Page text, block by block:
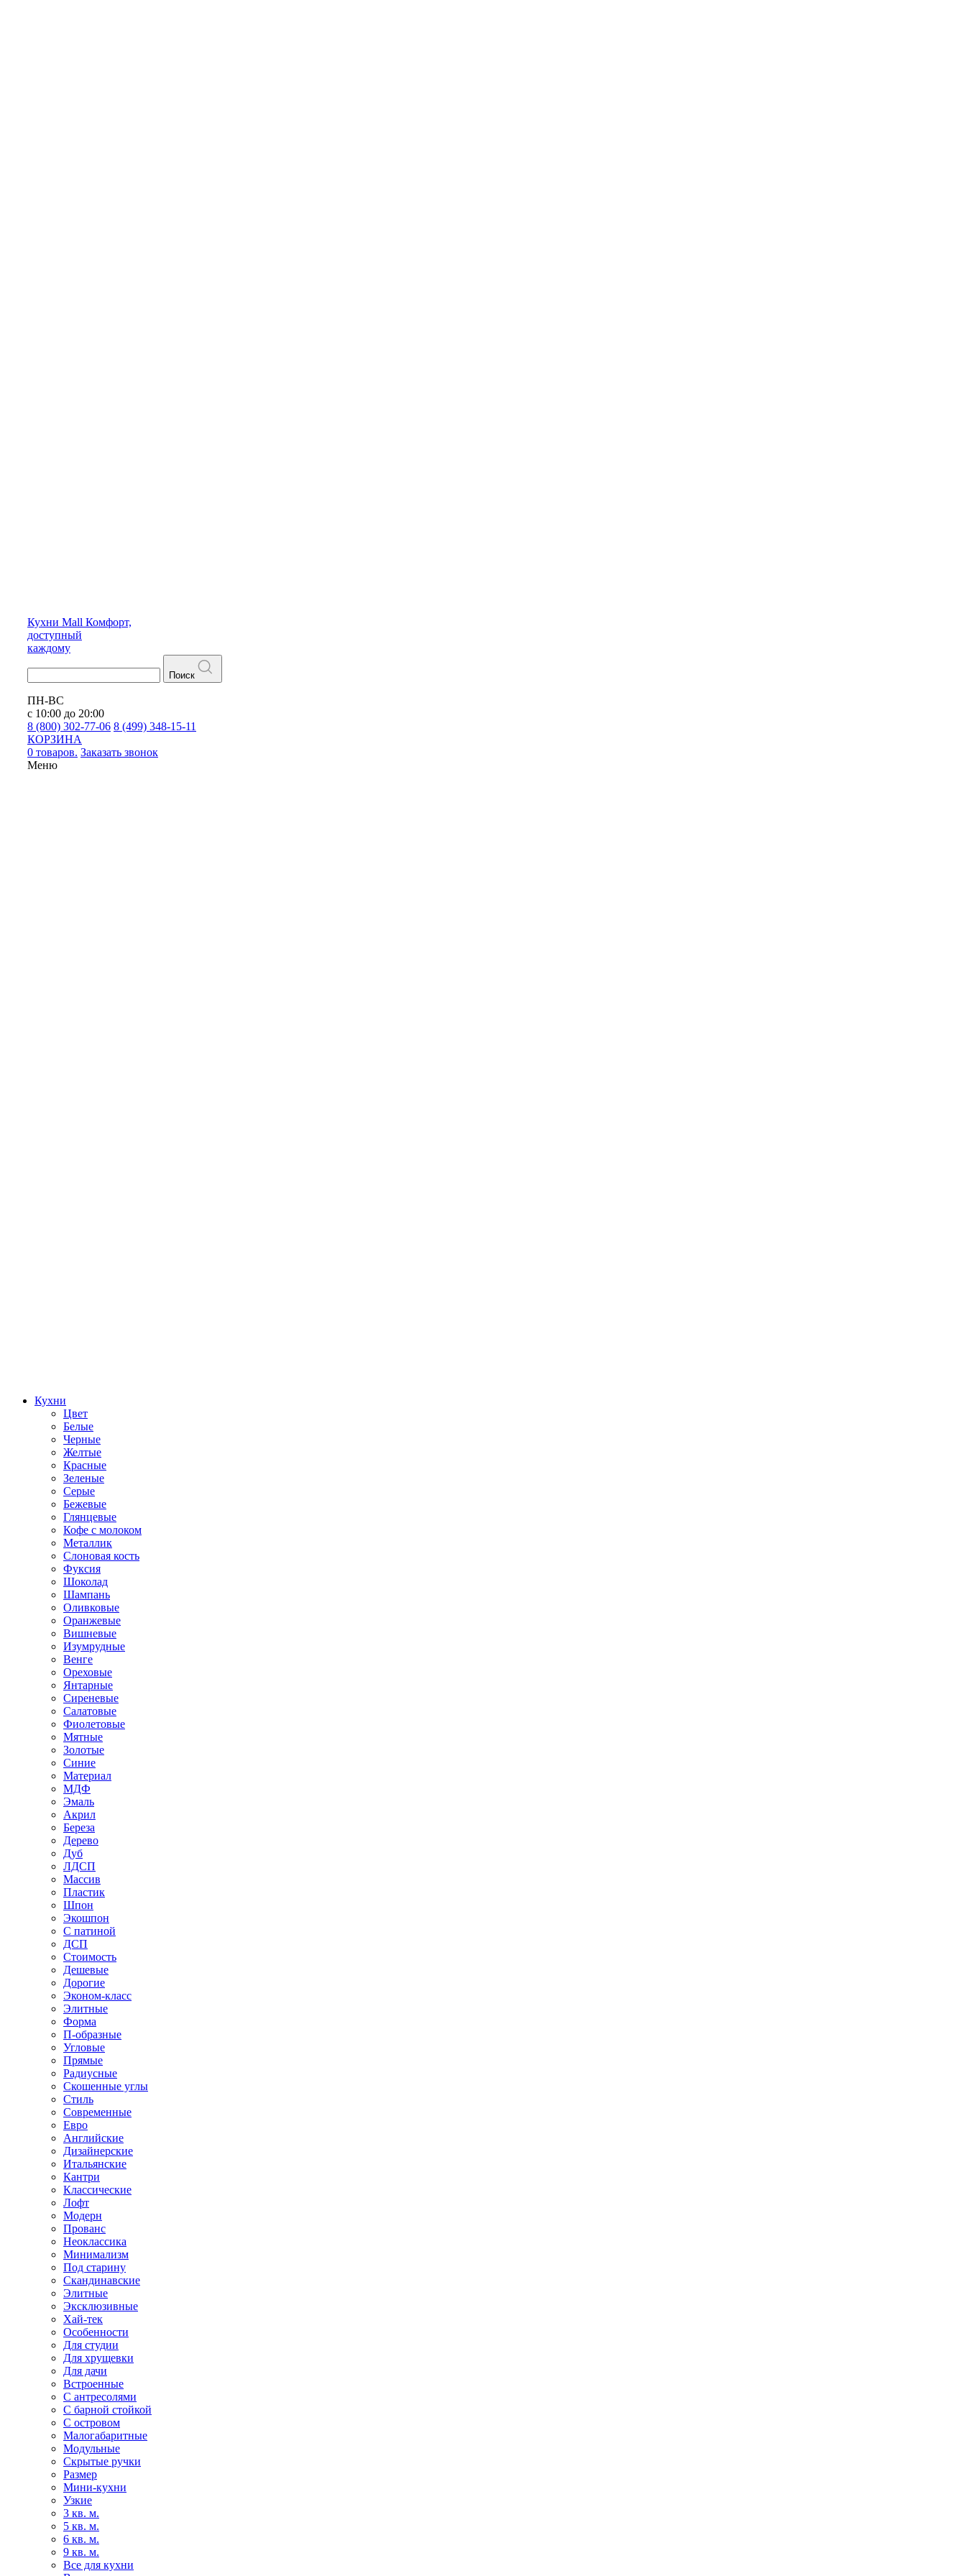
Кухни Mall Комфорт,
доступный
каждому
Поиск
ПН-ВС
с 10:00 до 20:00
8 (800) 302-77-06 8 (499) 348-15-11
КОРЗИНА
0 товаров. Заказать звонок
Меню
Кухни
Цвет
Белые
Черные
Желтые
Красные
Зеленые
Серые
Бежевые
Глянцевые
Кофе с молоком
Металлик
Слоновая кость
Фуксия
Шоколад
Шампань
Оливковые
Оранжевые
Вишневые
Изумрудные
Венге
Ореховые
Янтарные
Сиреневые
Салатовые
Фиолетовые
Мятные
Золотые
Синие
Материал
МДФ
Эмаль
Акрил
Береза
Дерево
Дуб
ЛДСП
Массив
Пластик
Шпон
Экошпон
С патиной
ДСП
Стоимость
Дешевые
Дорогие
Эконом-класс
Элитные
Форма
П-образные
Угловые
Прямые
Радиусные
Скошенные углы
Стиль
Современные
Евро
Английские
Дизайнерские
Итальянские
Кантри
Классические
Лофт
Модерн
Прованс
Неоклассика
Минимализм
Под старину
Скандинавские
Элитные
Эксклюзивные
Хай-тек
Особенности
Для студии
Для хрущевки
Для дачи
Встроенные
С антресолями
С барной стойкой
С островом
Малогабаритные
Модульные
Скрытые ручки
Размер
Мини-кухни
Узкие
3 кв. м.
5 кв. м.
6 кв. м.
9 кв. м.
Все для кухни